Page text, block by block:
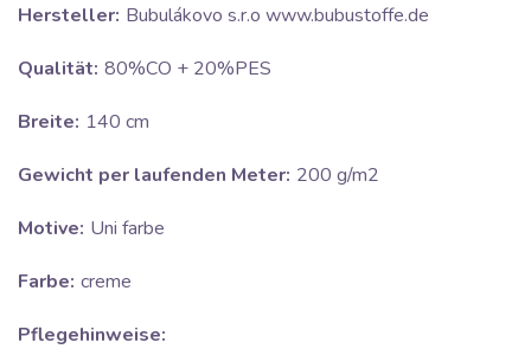
Hersteller: Bubulákovo s.r.o www.bubustoffe.de
Qualität: 80%CO + 20%PES
Breite: 140 cm
Gewicht per laufenden Meter: 200 g/m2
Motive: Uni farbe
Farbe: creme
Pflegehinweise: